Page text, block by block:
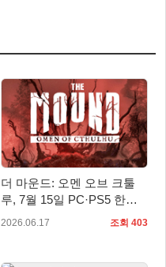
더 마운드: 오멘 오브 크툴
루, 7월 15일 PC·PS5 한국
어판 출시
2026.06.17 조회 403